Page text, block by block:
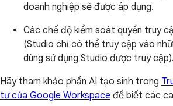
doanh nghiệp sẽ được áp dụng.
Các chế độ kiểm soát quyền truy
(Studio chỉ có thể truy cập vào
dùng sử dụng Studio được truy cập).
Hãy tham khảo phần AI tạo sinh trong
tư của Google Workspace để biết các